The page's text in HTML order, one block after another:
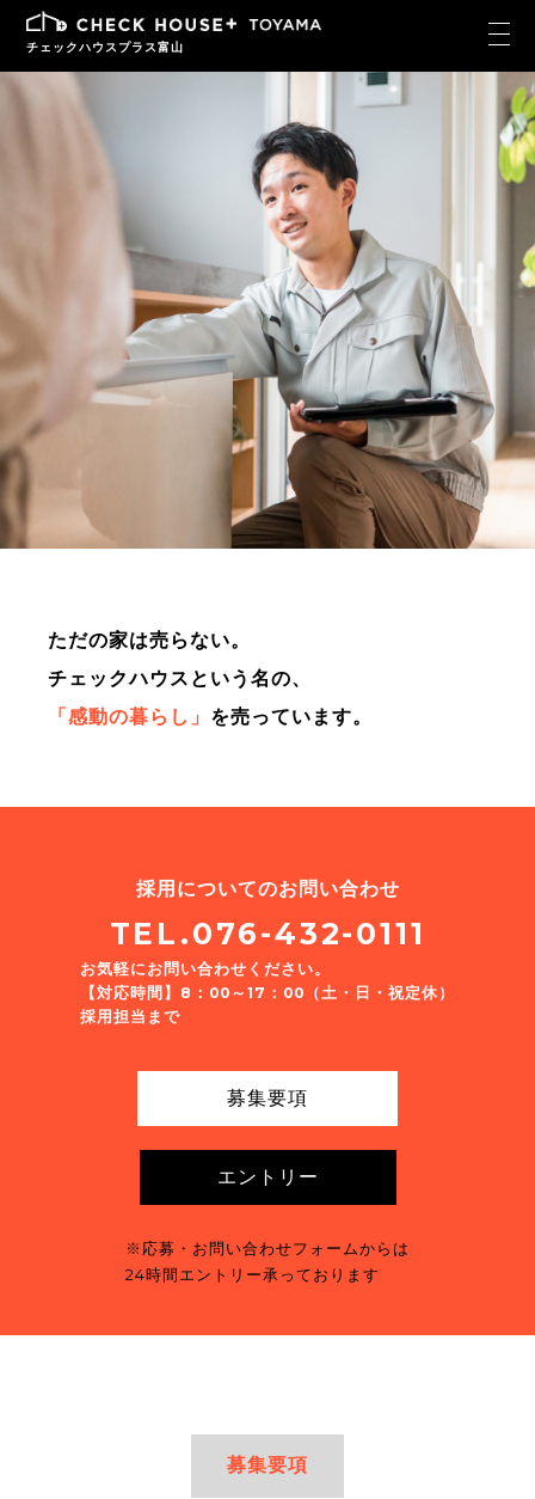
チェックハウスプラス富山
ただの家は売らない。
チェックハウスという名の、
「感動の暮らし」 を売っています。
採用についてのお問い合わせ
TEL.076-432-0111
お気軽にお問い合わせください。
【対応時間】8：00～17：00（土・日・祝定休）
採用担当まで
募集要項
エントリー
※応募・お問い合わせフォームからは
24時間エントリー承っております
募集要項